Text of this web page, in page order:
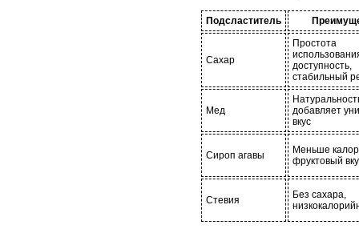
Подсластитель
Сахар
Простота
доступность,
стабильный
Мед
добавляет
вкус
Сироп агавы
Меньше
фруктовый
Стевия
Без сахара,